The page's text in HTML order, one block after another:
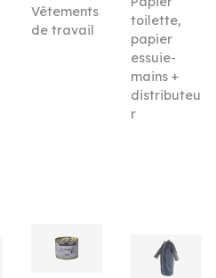
Vêtements
de travail
toilette,
papier
essuie-
mains +
distributeu
r